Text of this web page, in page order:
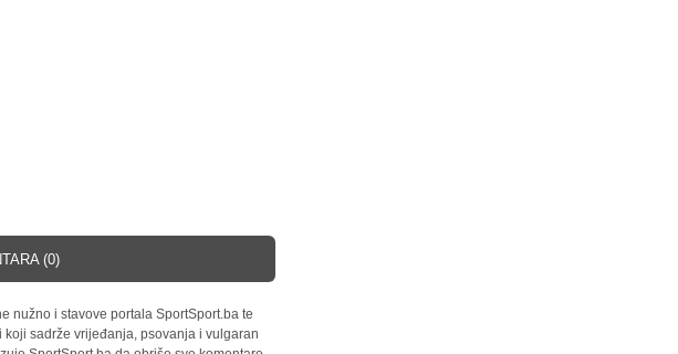
(0)
nužno i stavove portala SportSport.ba te
sadrže vrijeđanja, psovanja i vulgaran